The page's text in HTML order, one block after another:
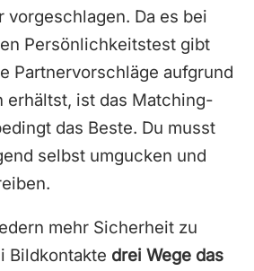
vorgeschlagen. Da es bei
Persönlichkeitstest gibt
Partnervorschläge aufgrund
erhältst, ist das Matching-
das Beste. Du musst
selbst umgucken und
mehr Sicherheit zu
Bildkontakte drei Wege das